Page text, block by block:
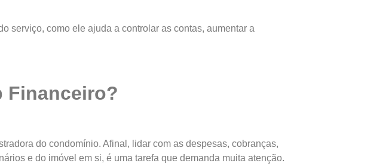
serviço, como ele ajuda a controlar as contas, aumentar a
Financeiro?
do condomínio. Afinal, lidar com as despesas, cobranças,
e do imóvel em si, é uma tarefa que demanda muita atenção.